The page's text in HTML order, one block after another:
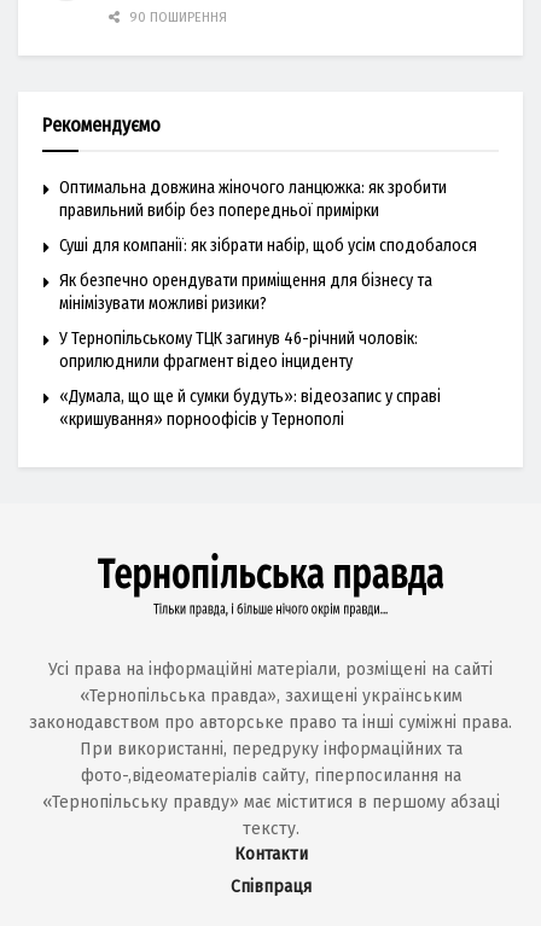
90 ПОШИРЕННЯ
Рекомендуємо
Оптимальна довжина жіночого ланцюжка: як зробити
правильний вибір без попередньої примірки
Суші для компанії: як зібрати набір, щоб усім сподобалося
Як безпечно орендувати приміщення для бізнесу та
мінімізувати можливі ризики?
У Тернопільському ТЦК загинув 46-річний чоловік:
оприлюднили фрагмент відео інциденту
«Думала, що ще й сумки будуть»: відеозапис у справі
«кришування» порноофісів у Тернополі
Усі права на інформаційні матеріали, розміщені на сайті
«Тернопільська правда», захищені українським
законодавством про авторське право та інші суміжні права.
При використанні, передруку інформаційних та
фото-,відеоматеріалів сайту, гіперпосилання на
«Тернопільську правду» має міститися в першому абзаці
тексту.
Контакти
Співпраця